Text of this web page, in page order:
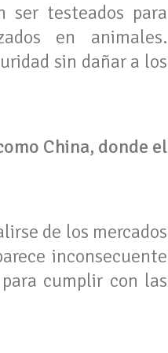
ser testeados para
en animales.
sin dañar a los
China, donde el
de los mercados
inconsecuente
cumplir con las